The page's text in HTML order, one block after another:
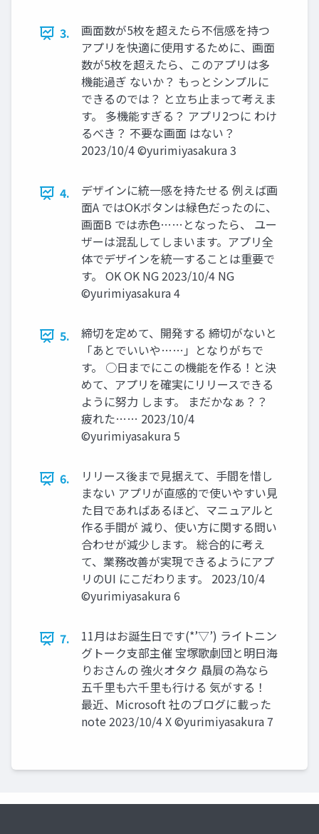
3.
画面数が5枚を超えたら不信感を持つ
アプリを快適に使用するために、画面
数が5枚を超えたら、このアプリは多
機能過ぎ ないか？ もっとシンプルに
できるのでは？ と立ち止まって考えま
す。 多機能すぎる？ アプリ2つに わけ
るべき？ 不要な画面 はない？
2023/10/4 ©yurimiyasakura 3
4.
デザインに統一感を持たせる 例えば画
面A ではOKボタンは緑色だったのに、
画面B では赤色……となったら、 ユー
ザーは混乱してしまいます。アプリ全
体でデザインを統一することは重要で
す。 OK OK NG 2023/10/4 NG
©yurimiyasakura 4
5.
締切を定めて、開発する 締切がないと
「あとでいいや……」となりがちで
す。 ○日までにこの機能を作る！と決
めて、アプリを確実にリリースできる
ように努力 します。 まだかなぁ？？
疲れた…… 2023/10/4
©yurimiyasakura 5
6.
リリース後まで見据えて、手間を惜し
まない アプリが直感的で使いやすい見
た目であればあるほど、マニュアルと
作る手間が 減り、使い方に関する問い
合わせが減少します。 総合的に考え
て、業務改善が実現できるようにアプ
リのUI にこだわります。 2023/10/4
©yurimiyasakura 6
7.
11月はお誕生日です(*’▽’) ライトニン
グトーク支部主催 宝塚歌劇団と明日海
りおさんの 強火オタク 贔屓の為なら
五千里も六千里も行ける 気がする！
最近、Microsoft 社のブログに載った
note 2023/10/4 X ©yurimiyasakura 7